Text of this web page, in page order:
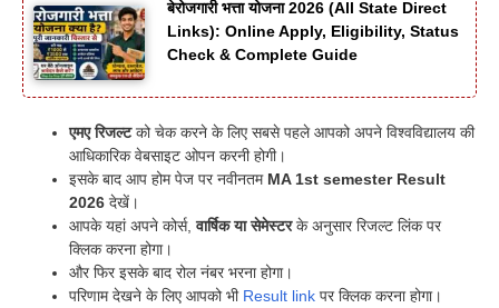
बेरोजगारी भत्ता योजना 2026 (All State Direct
Links): Online Apply, Eligibility, Status
Check & Complete Guide
एमए रिजल्टको चेक करने के लिए सबसे पहले आपको अपने विश्वविद्यालय की
आधिकारिक वेबसाइट ओपन करनी होगी।
इसके बाद आप होम पेज पर नवीनतमMA 1st semester Result
2026 देखें।
आपके यहां अपने कोर्स,वार्षिक या सेमेस्टरके अनुसार रिजल्ट लिंक पर
क्लिक करना होगा।
और फिर इसके बाद रोल नंबर भरना होगा।
परिणाम देखने के लिए आपको भी Result link पर क्लिक करना होगा।